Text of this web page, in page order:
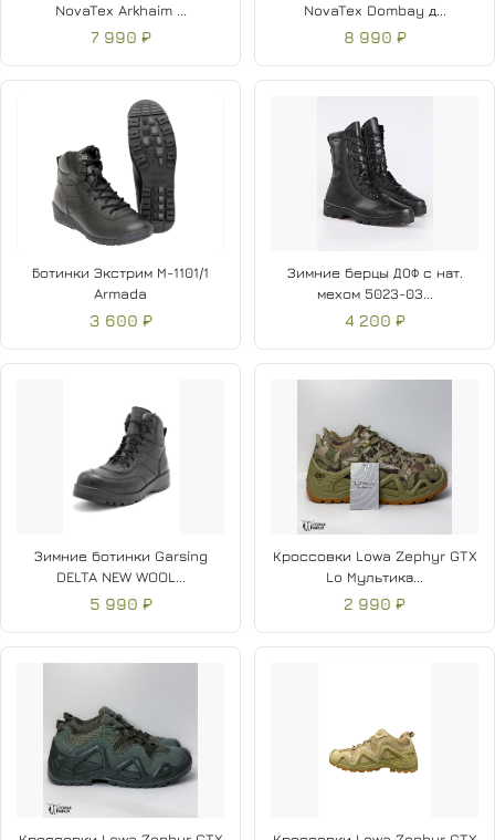
NovaTex Arkhaim ...
7 990 ₽
NovaTex Dombay д...
8 990 ₽
Ботинки Экстрим М-1101/1
Armada
3 600 ₽
Зимние берцы ДОФ с нат.
мехом 5023-03...
4 200 ₽
Зимние ботинки Garsing
DELTA NEW WOOL...
5 990 ₽
Кроссовки Lowa Zephyr GTX
Lo Мультика...
2 990 ₽